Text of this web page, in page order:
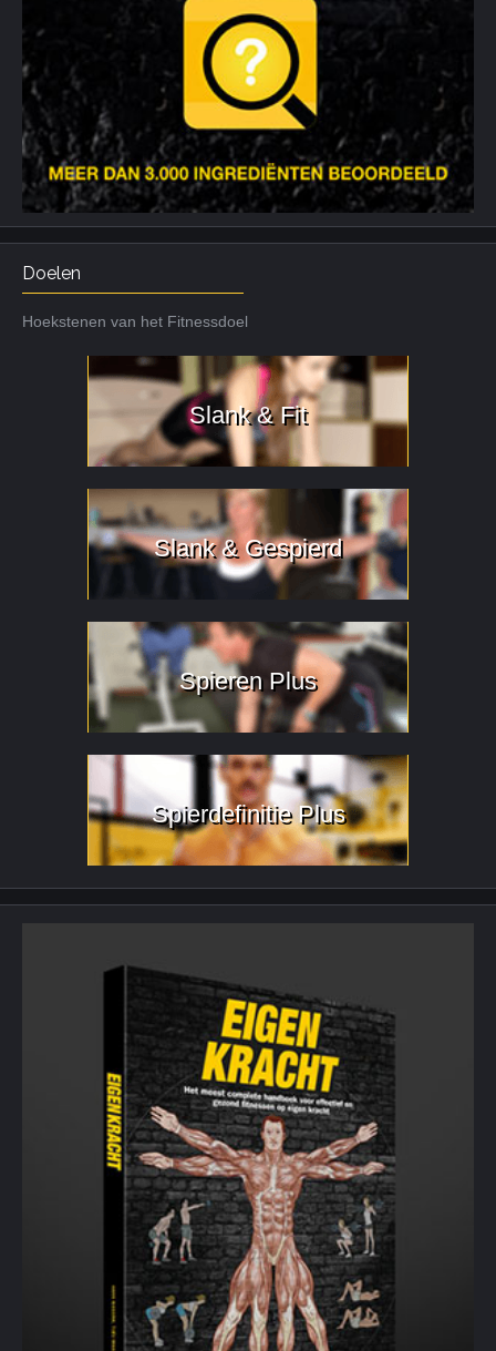
Doelen
Hoekstenen van het Fitnessdoel
Slank & Fit
Slank & Gespierd
Spieren Plus
Spierdefinitie Plus